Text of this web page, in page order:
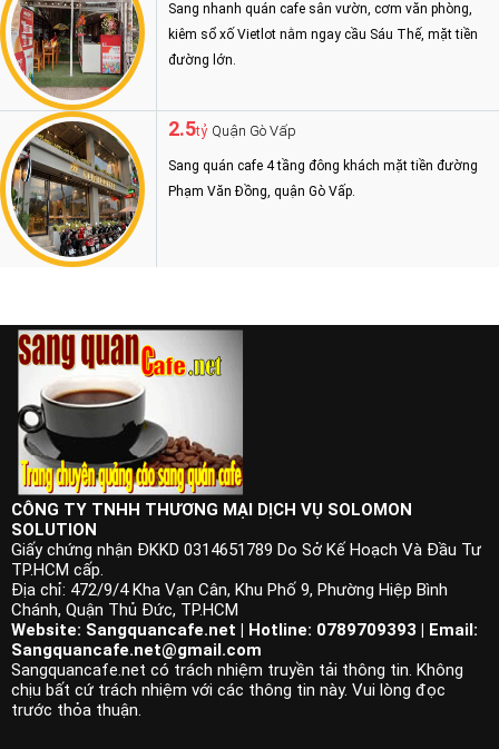
Sang nhanh quán cafe sân vườn, cơm văn phòng,
kiêm sổ xố Vietlot nằm ngay cầu Sáu Thế, mặt tiền
đường lớn.
2.5tỷ Quận Gò Vấp
Sang quán cafe 4 tầng đông khách mặt tiền đường
Phạm Văn Đồng, quận Gò Vấp.
CÔNG TY TNHH THƯƠNG MẠI DỊCH VỤ SOLOMON
SOLUTION
Giấy chứng nhận ĐKKD 0314651789 Do Sở Kế Hoạch Và Đầu Tư
TP.HCM cấp.
Địa chỉ: 472/9/4 Kha Vạn Cân, Khu Phố 9, Phường Hiệp Bình
Chánh, Quận Thủ Đức, TP.HCM
Website: Sangquancafe.net | Hotline: 0789709393 | Email:
Sangquancafe.net@gmail.com
Sangquancafe.net có trách nhiệm truyền tải thông tin. Không
chịu bất cứ trách nhiệm với các thông tin này. Vui lòng đọc
trước thỏa thuận.